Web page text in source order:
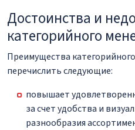
Достоинства и
категорийного
Преимущества
перечислить следующие:
повышает
за счет удобства и
разнообразия